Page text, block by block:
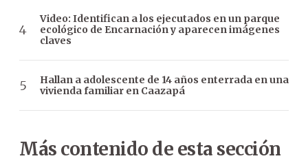
Video: Identifican a los ejecutados en un parque
ecológico de Encarnación y aparecen imágenes
claves
Hallan a adolescente de 14 años enterrada en una
vivienda familiar en Caazapá
Más contenido de esta sección